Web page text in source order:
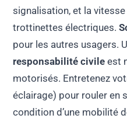
signalisation, et la
trottinettes électriques.
pour les autres usagers.
responsabilité civile est
motorisés. Entretenez
éclairage) pour rouler en
condition d’une mobilité